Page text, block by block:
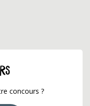
concours ?